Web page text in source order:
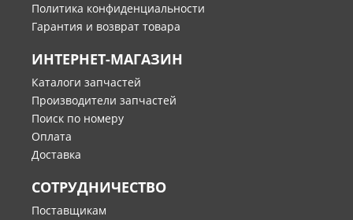
Политика конфиденциальности
Гарантия и возврат товара
ИНТЕРНЕТ-МАГАЗИН
Каталоги запчастей
Производители запчастей
Поиск по номеру
Оплата
Доставка
СОТРУДНИЧЕСТВО
Поставщикам